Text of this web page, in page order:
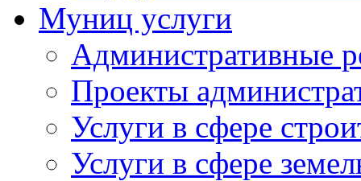
Муниц услуги
Административные
Проекты
Услуги в сфере
Услуги в сфере